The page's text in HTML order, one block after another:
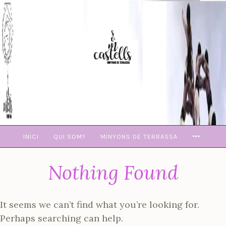
Skip
to
content
INICI QUI SOM? MINYONS DE TERRASSA
Nothing Found
It seems we can’t find what you’re looking for.
Perhaps searching can help.